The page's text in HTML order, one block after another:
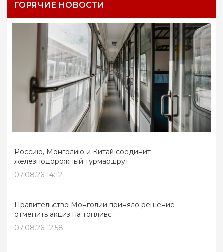
ГОРЯЧИЕ НОВОСТИ
Россию, Монголию и Китай соединит
железнодорожный турмаршрут
07.08.26 14:12
Правительство Монголии приняло решение
отменить акциз на топливо
07.08.26 12:58